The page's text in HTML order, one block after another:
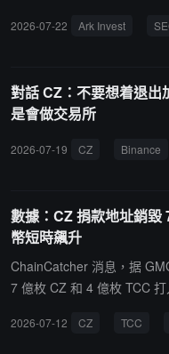
2026-07-22 Ark Invest
對話 CZ：不要想着退出
是會做交易所
2026-07-19 CZ Binance
數據：CZ 捐款地址銷毀
幣短時飆升
ChainCatcher 消息，据
7 億枚 CZ 和 4 億枚 TCC
報 755 萬美元。
2026-07-12 CZ TCC